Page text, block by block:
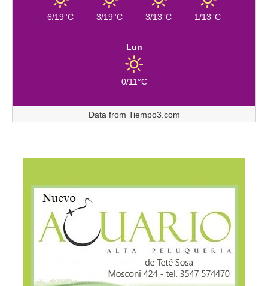
6/19°C 3/19°C 3/13°C 1/13°C
Lun
0/11°C
Data from Tiempo3.com